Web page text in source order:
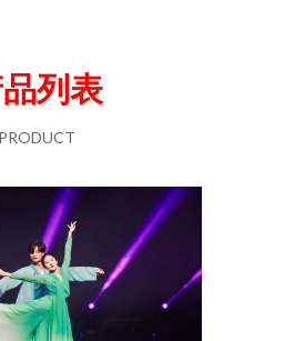
列表
PRODUCT